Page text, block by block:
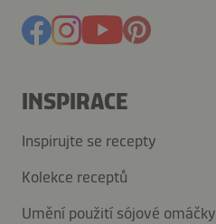
INSPIRACE
Inspirujte se recepty
Kolekce receptů
Umění použití sójové omáčky